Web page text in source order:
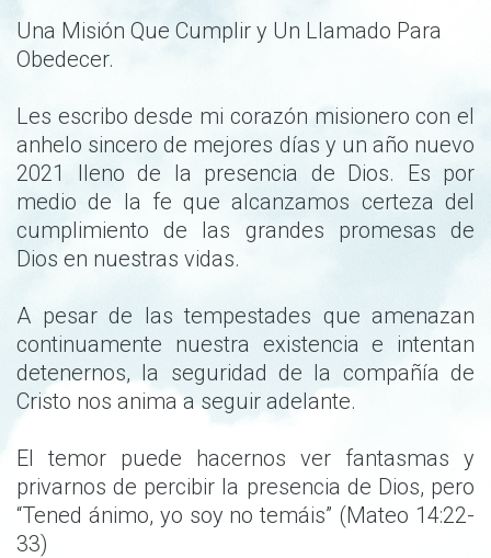
Una Misión Que Cumplir y Un Llamado Para
Obedecer.
Les escribo desde mi corazón misionero con el
anhelo sincero de mejores días y un año nuevo
2021 lleno de la presencia de Dios. Es por
medio de la fe que alcanzamos certeza del
cumplimiento de las grandes promesas de
Dios en nuestras vidas.
A pesar de las tempestades que amenazan
continuamente nuestra existencia e intentan
detenernos, la seguridad de la compañía de
Cristo nos anima a seguir adelante.
El temor puede hacernos ver fantasmas y
privarnos de percibir la presencia de Dios, pero
“Tened ánimo, yo soy no temáis” (Mateo 14:22-
33)